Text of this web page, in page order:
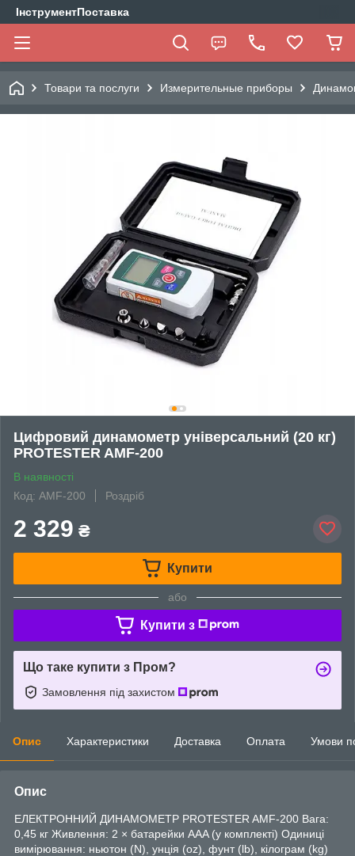
ІнструментПоставка
Товари та послуги Измерительные приборы
Цифровий динамометр універсальний (20 кг)
PROTESTER AMF-200
В наявності
Код: AMF-200
Роздріб
2 329 ₴
Купити
або
Купити з
Що таке купити з Пром?
Замовлення під захистом
Опис Характеристики Доставка Оплата Умови
Опис
ЕЛЕКТРОННИЙ ДИНАМОМЕТР PROTESTER AMF-200 Вага:
0,45 кг Живлення: 2 × батарейки AAA (у комплекті) Одиниці
вимірювання: ньютон (N), унція (oz), фунт (lb), кілограм (kg)